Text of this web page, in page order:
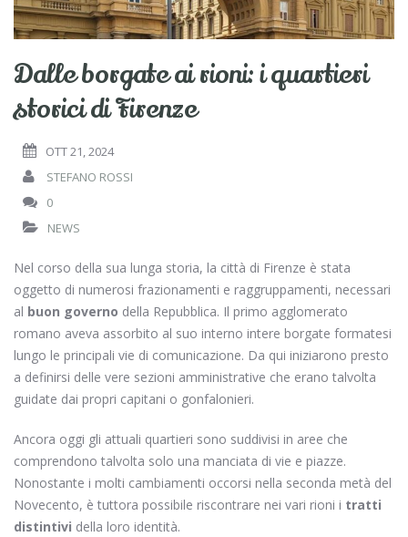
Dalle borgate ai rioni: i quartieri
storici di Firenze
OTT 21, 2024
STEFANO ROSSI
0
NEWS
Nel corso della sua lunga storia, la città di Firenze è stata
oggetto di numerosi frazionamenti e raggruppamenti, necessari
al buon governo della Repubblica. Il primo agglomerato
romano aveva assorbito al suo interno intere borgate formatesi
lungo le principali vie di comunicazione. Da qui iniziarono presto
a definirsi delle vere sezioni amministrative che erano talvolta
guidate dai propri capitani o gonfalonieri.
Ancora oggi gli attuali quartieri sono suddivisi in aree che
comprendono talvolta solo una manciata di vie e piazze.
Nonostante i molti cambiamenti occorsi nella seconda metà del
Novecento, è tuttora possibile riscontrare nei vari rioni i tratti
distintivi della loro identità.